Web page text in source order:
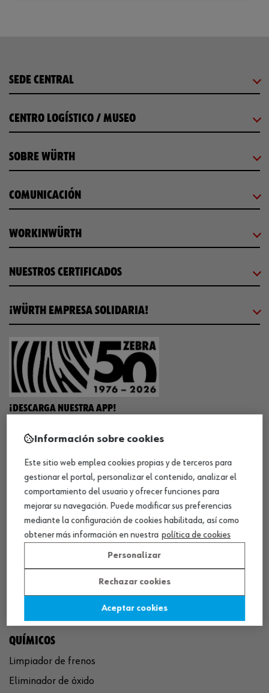
SEDE CENTRAL
CENTRO LOGÍSTICO / MUSEO
SOBRE WÜRTH
COMUNICACIÓN
WORKINWÜRTH
NUESTROS CERTIFICADOS
¡WÜRTH EMPRESA SOLIDARIA!
¡DESCARGA NUESTRA APP!
MÉTODOS DE PAGO
¡SÍGUENOS!
QUÍMICOS
Limpiador de frenos
Eliminador de óxido
Información sobre cookies
Este sitio web emplea cookies propias y de terceros para
gestionar el portal, personalizar el contenido, analizar el
comportamiento del usuario y ofrecer funciones para
mejorar su navegación. Puede modificar sus preferencias
mediante la configuración de cookies habilitada, así como
obtener más información en nuestra política de cookies
Personalizar
Rechazar cookies
Aceptar cookies